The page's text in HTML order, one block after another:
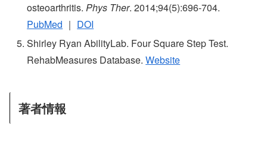
osteoarthritis.Phys Ther. 2014;94(5):696-704.
PubMed ｜ DOI
Shirley Ryan AbilityLab. Four Square Step Test.
RehabMeasures Database.Website
著者情報